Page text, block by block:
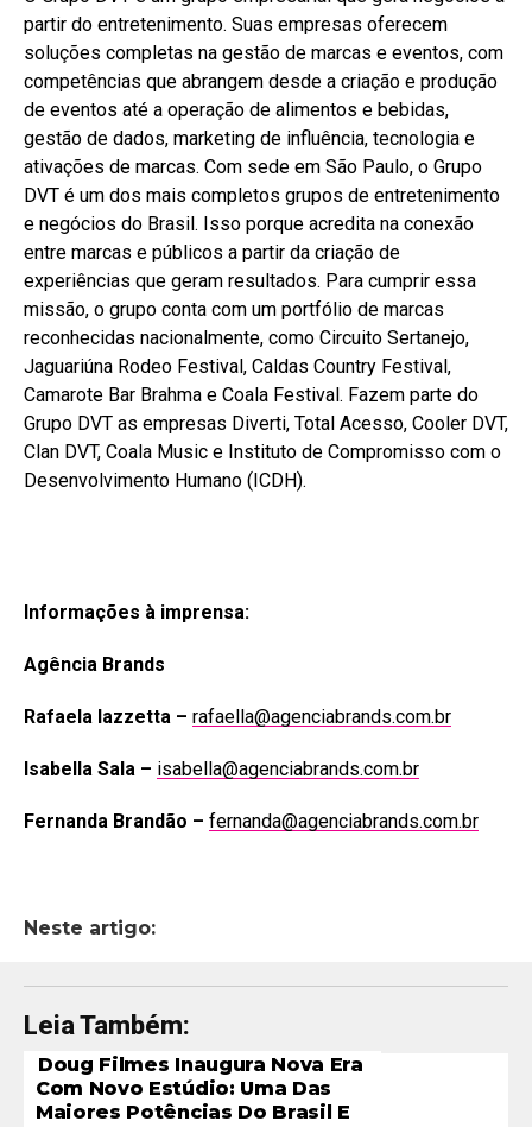
partir do entretenimento. Suas empresas oferecem
soluções completas na gestão de marcas e eventos, com
competências que abrangem desde a criação e produção
de eventos até a operação de alimentos e bebidas,
gestão de dados, marketing de influência, tecnologia e
ativações de marcas. Com sede em São Paulo, o Grupo
DVT é um dos mais completos grupos de entretenimento
e negócios do Brasil. Isso porque acredita na conexão
entre marcas e públicos a partir da criação de
experiências que geram resultados. Para cumprir essa
missão, o grupo conta com um portfólio de marcas
reconhecidas nacionalmente, como Circuito Sertanejo,
Jaguariúna Rodeo Festival, Caldas Country Festival,
Camarote Bar Brahma e Coala Festival. Fazem parte do
Grupo DVT as empresas Diverti, Total Acesso, Cooler DVT,
Clan DVT, Coala Music e Instituto de Compromisso com o
Desenvolvimento Humano (ICDH).
Informações à imprensa:
Agência Brands
Rafaela Iazzetta – rafaella@agenciabrands.com.br
Isabella Sala – isabella@agenciabrands.com.br
Fernanda Brandão – fernanda@agenciabrands.com.br
Neste artigo:
Leia Também:
Doug Filmes Inaugura Nova Era
Com Novo Estúdio: Uma Das
Maiores Potências Do Brasil E